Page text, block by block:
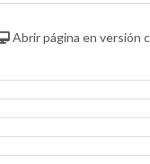
Abrir página en versión